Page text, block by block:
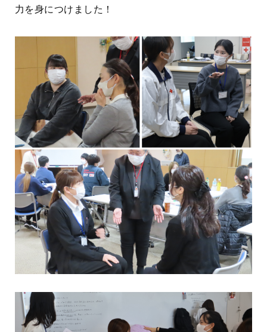
力を身につけました！